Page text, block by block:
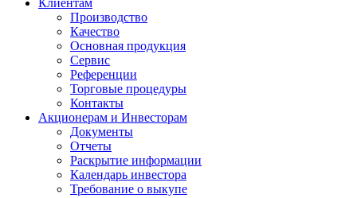
Клиентам
Производство
Качество
Основная продукция
Сервис
Референции
Торговые процедуры
Контакты
Акционерам и Инвесторам
Документы
Отчеты
Раскрытие информации
Календарь инвестора
Требование о выкупе